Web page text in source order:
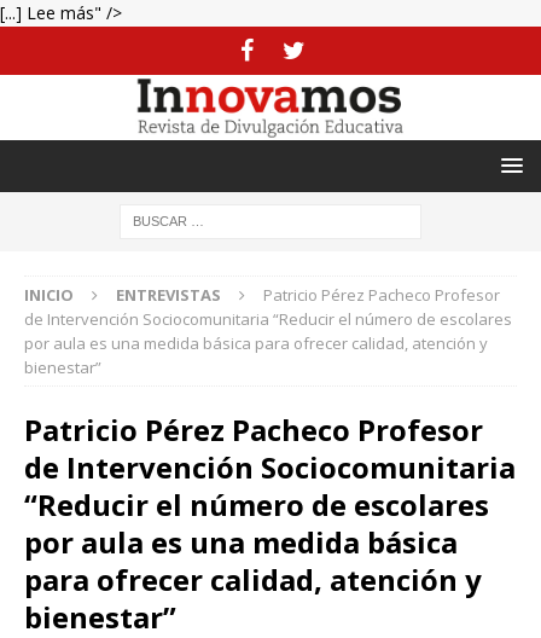
[...] Lee más" />
INICIO ENTREVISTAS
Patricio Pérez Pacheco Profesor
de Intervención Sociocomunitaria “Reducir el número de escolares
por aula es una medida básica para ofrecer calidad, atención y
bienestar”
Patricio Pérez Pacheco Profesor
de Intervención Sociocomunitaria
“Reducir el número de escolares
por aula es una medida básica
para ofrecer calidad, atención y
bienestar”